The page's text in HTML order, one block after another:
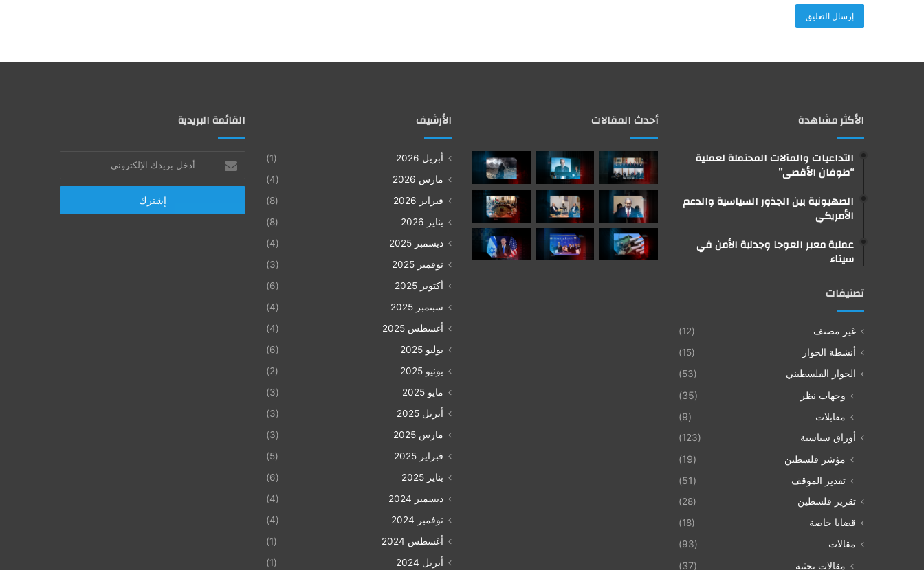
الأكثر مشاهدة
التداعيات والمآلات المحتملة لعملية
“طوفان الأقصى”
الصهيونية بين الجذور السياسية والدعم
الأمريكي
عملية معبر العوجا وجدلية الأمن في
سيناء
تصنيفات
غير مصنف
(12)
أنشطة الحوار
(15)
الحوار الفلسطيني
(53)
وجهات نظر
(35)
مقابلات
(9)
أوراق سياسية (123)
مؤشر فلسطين
(19)
تقدير الموقف
(51)
تقرير فلسطين
(28)
قضايا خاصة
(18)
مقالات
(93)
مقالات بحثية (37)
أحدث المقالات الأرشيف
أبريل 2026
(1)
مارس 2026
(4)
فبراير 2026
(8)
يناير 2026
(8)
ديسمبر 2025
(4)
نوفمبر 2025
(3)
أكتوبر 2025
(6)
سبتمبر 2025
(4)
أغسطس 2025
(4)
يوليو 2025
(6)
يونيو 2025
(2)
مايو 2025
(3)
أبريل 2025
(3)
مارس 2025
(3)
فبراير 2025
(5)
يناير 2025
(6)
ديسمبر 2024
(4)
نوفمبر 2024
(4)
أغسطس 2024
(1)
أبريل 2024
(1)
القائمة البريدية
بريدك
الإلكتروني